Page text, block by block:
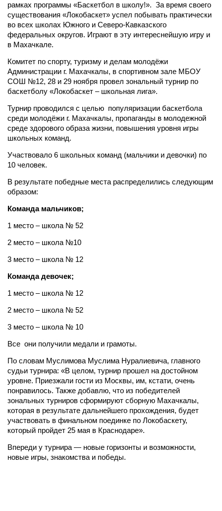
рамках программы «Баскетбол в школу!». За время своего
существования «Локобаскет» успел побывать практически
во всех школах Южного и Северо-Кавказского
федеральных округов. Играют в эту интереснейшую игру и
в Махачкале.
Комитет по спорту, туризму и делам молодёжи
Администрации г. Махачкалы, в спортивном зале МБОУ
СОШ №12, 28 и 29 ноября провел зональный турнир по
баскетболу «Локобаскет – школьная лига».
Турнир проводился с целью популяризации баскетбола
среди молодёжи г. Махачкалы, пропаганды в молодежной
среде здорового образа жизни, повышения уровня игры
школьных команд.
Участвовало 6 школьных команд (мальчики и девочки) по
10 человек.
В результате победные места распределились следующим
образом:
Команда мальчиков;
1 место – школа № 52
2 место – школа №10
3 место – школа № 12
Команда девочек;
1 место – школа № 12
2 место – школа № 52
3 место – школа № 10
Все они получили медали и грамоты.
По словам Муслимова Муслима Нуралиевича, главного
судьи турнира: «В целом, турнир прошел на достойном
уровне. Приезжали гости из Москвы, им, кстати, очень
понравилось. Также добавлю, что из победителей
зональных турниров сформируют сборную Махачкалы,
которая в результате дальнейшего прохождения, будет
участвовать в финальном поединке по Локобаскету,
который пройдет 25 мая в Краснодаре».
Впереди у турнира — новые горизонты и возможности,
новые игры, знакомства и победы.